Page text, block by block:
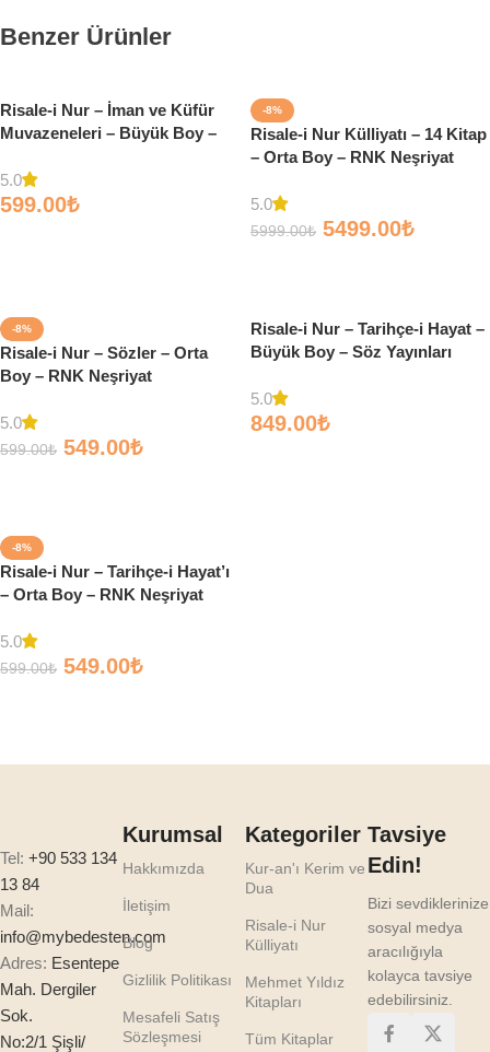
Benzer Ürünler
Risale-i Nur – İman ve Küfür
Muvazeneleri – Büyük Boy –
5.0
599.00₺
-8%
Risale-i Nur Külliyatı – 14 Kitap
– Orta Boy – RNK Neşriyat
5.0
5999.00₺ 5499.00₺
-8%
Risale-i Nur – Sözler – Orta
Boy – RNK Neşriyat
5.0
599.00₺ 549.00₺
Risale-i Nur – Tarihçe-i Hayat –
Büyük Boy – Söz Yayınları
5.0
849.00₺
-8%
Risale-i Nur – Tarihçe-i Hayat’ı
– Orta Boy – RNK Neşriyat
5.0
599.00₺ 549.00₺
Tel: +90 533 134
13 84
Mail:
info@mybedesten.com
Adres: Esentepe
Mah. Dergiler
Sok.
No:2/1 Şişli/
Kurumsal
Hakkımızda
İletişim
Blog
Gizlilik Politikası
Mesafeli Satış
Sözleşmesi
Kategoriler
Kur-an'ı Kerim ve
Dua
Risale-i Nur
Külliyatı
Mehmet Yıldız
Kitapları
Tüm Kitaplar
Tavsiye
Edin!
Bizi sevdiklerinize
sosyal medya
aracılığıyla
kolayca tavsiye
edebilirsiniz.